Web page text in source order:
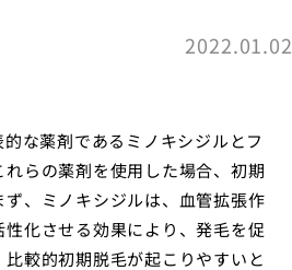
2022.01.02
な薬剤であるミノキシジルとフ
らの薬剤を使用した場合、初期
、ミノキシジルは、血管拡張作
化させる効果により、発毛を促
較的初期脱毛が起こりやすいと